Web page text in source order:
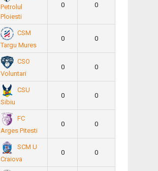
Petrolul
Ploiesti
0 0
CSM
Targu Mures
0 0
CSO
Voluntari
0 0
CSU
Sibiu
0 0
FC
Arges Pitesti
0 0
SCM U
Craiova
0 0